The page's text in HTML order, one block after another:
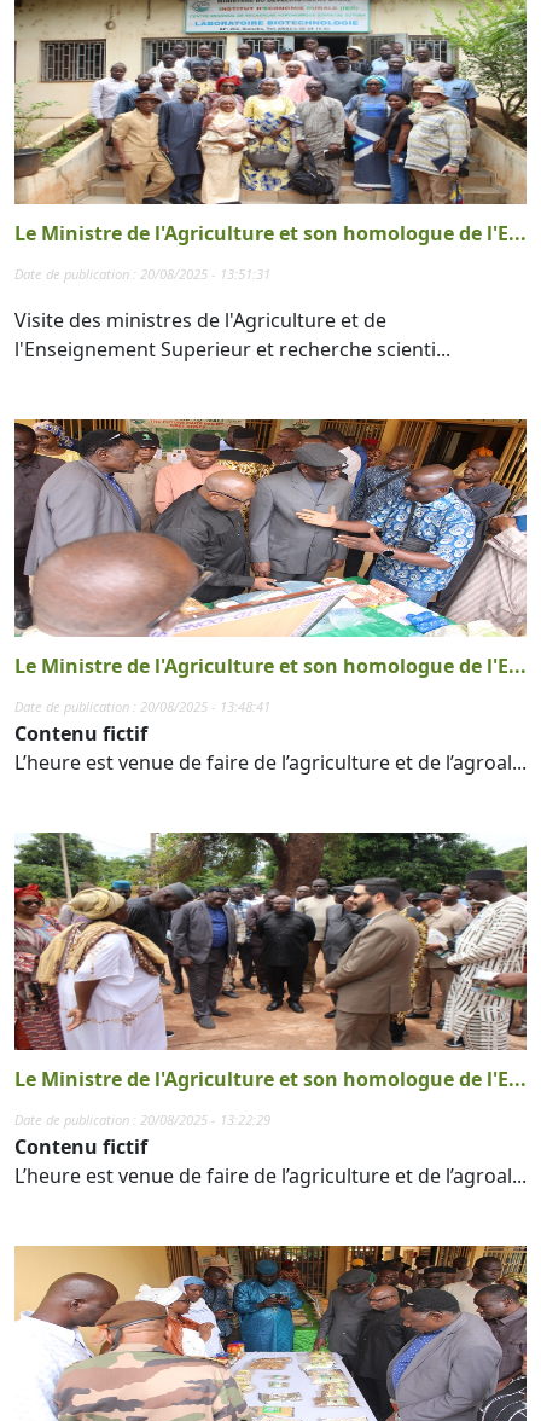
Le Ministre de l'Agriculture et son homologue de l'E...
Date de publication : 20/08/2025 - 13:51:31
Visite des ministres de l'Agriculture et de
l'Enseignement Superieur et recherche scienti...
Le Ministre de l'Agriculture et son homologue de l'E...
Date de publication : 20/08/2025 - 13:48:41
Contenu fictif
L’heure est venue de faire de l’agriculture et de l’agroal...
Le Ministre de l'Agriculture et son homologue de l'E...
Date de publication : 20/08/2025 - 13:22:29
Contenu fictif
L’heure est venue de faire de l’agriculture et de l’agroal...